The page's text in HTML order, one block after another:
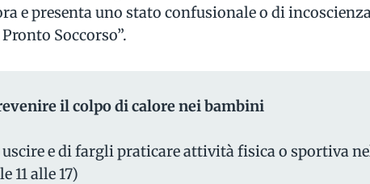
e presenta uno stato confusionale o di
Soccorso”.
il colpo di calore nei bambini
uscire e di fargli praticare attività fisica o sportiva
11 alle 17)